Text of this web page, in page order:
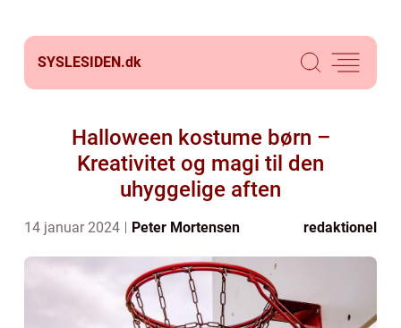
SYSLESIDEN.dk
Halloween kostume børn –
Kreativitet og magi til den
uhyggelige aften
14 januar 2024 Peter Mortensen redaktionel